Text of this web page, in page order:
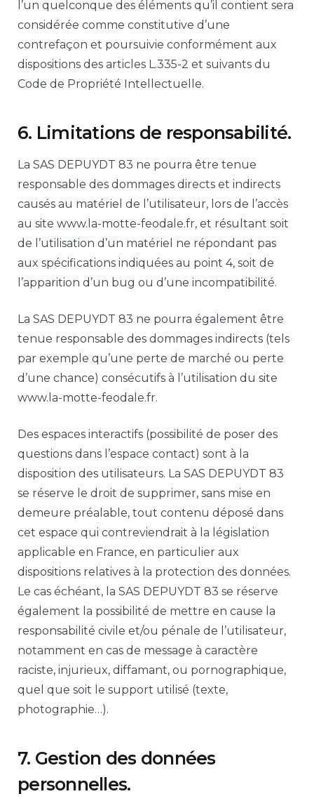
l’un quelconque des éléments qu’il contient sera
considérée comme constitutive d’une
contrefaçon et poursuivie conformément aux
dispositions des articles L.335-2 et suivants du
Code de Propriété Intellectuelle.
6. Limitations de responsabilité.
La SAS DEPUYDT 83 ne pourra être tenue
responsable des dommages directs et indirects
causés au matériel de l’utilisateur, lors de l’accès
au site www.la-motte-feodale.fr, et résultant soit
de l’utilisation d’un matériel ne répondant pas
aux spécifications indiquées au point 4, soit de
l’apparition d’un bug ou d’une incompatibilité.
La SAS DEPUYDT 83 ne pourra également être
tenue responsable des dommages indirects (tels
par exemple qu’une perte de marché ou perte
d’une chance) consécutifs à l’utilisation du site
www.la-motte-feodale.fr.
Des espaces interactifs (possibilité de poser des
questions dans l’espace contact) sont à la
disposition des utilisateurs. La SAS DEPUYDT 83
se réserve le droit de supprimer, sans mise en
demeure préalable, tout contenu déposé dans
cet espace qui contreviendrait à la législation
applicable en France, en particulier aux
dispositions relatives à la protection des données.
Le cas échéant, la SAS DEPUYDT 83 se réserve
également la possibilité de mettre en cause la
responsabilité civile et/ou pénale de l’utilisateur,
notamment en cas de message à caractère
raciste, injurieux, diffamant, ou pornographique,
quel que soit le support utilisé (texte,
photographie…).
7. Gestion des données
personnelles.